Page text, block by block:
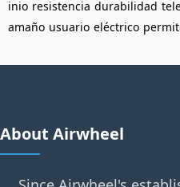
inio resistencia durabilidad
amaño usuario eléctrico
About Airwheel